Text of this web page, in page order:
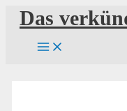
Zum
Inhalt
springen
Das